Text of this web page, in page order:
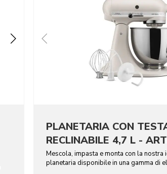
PLANETARIA CON
RECLINABILE 4,7 L -
Mescola, impasta e monta con la nostra
planetaria disponibile in una gamma di